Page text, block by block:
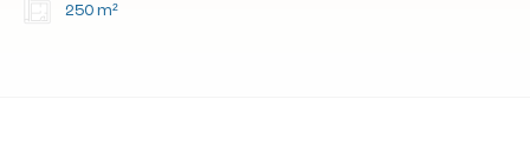
250 m²